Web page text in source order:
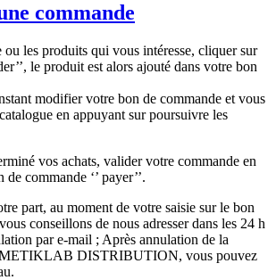
commande
les produits qui vous intéresse, cliquer sur
le produit est alors ajouté dans votre bon
modifier votre bon de commande et vous
en appuyant sur poursuivre les
vos achats, valider votre commande en
commande ‘’ payer’’.
part, au moment de votre saisie sur le bon
conseillons de nous adresser dans les 24 h
par e-mail ; Après annulation de la
DISTRIBUTION, vous pouvez